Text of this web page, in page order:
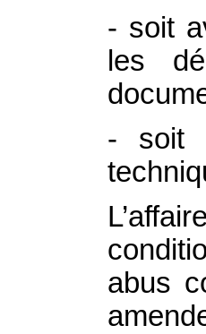
- soit
les
- soit
abus